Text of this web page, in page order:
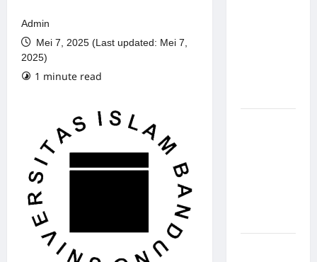
Admin
Mei 7, 2025 (Last updated: Mei 7,
2025)
1 minute read